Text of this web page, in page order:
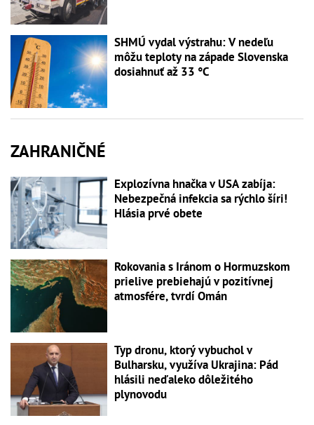
SHMÚ vydal výstrahu: V nedeľu
môžu teploty na západe Slovenska
dosiahnuť až 33 °C
ZAHRANIČNÉ
Explozívna hnačka v USA zabíja:
Nebezpečná infekcia sa rýchlo šíri!
Hlásia prvé obete
Rokovania s Iránom o Hormuzskom
prielive prebiehajú v pozitívnej
atmosfére, tvrdí Omán
Typ dronu, ktorý vybuchol v
Bulharsku, využíva Ukrajina: Pád
hlásili neďaleko dôležitého
plynovodu